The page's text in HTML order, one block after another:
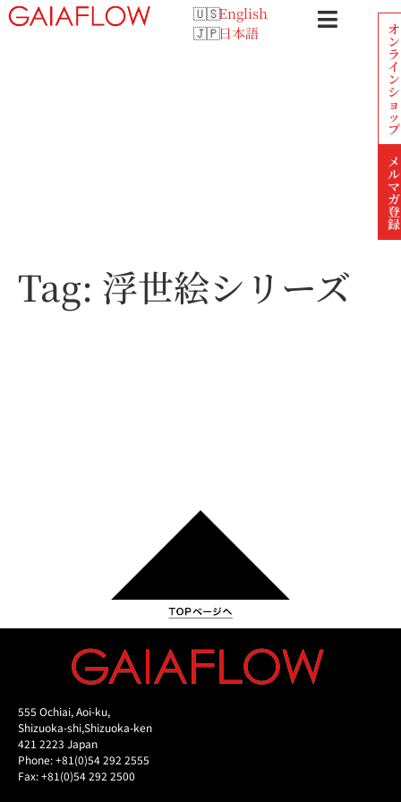
English
日本語
オ
ン
ラ
イ
ン
シ
ョ
ッ
プ
メ
ル
マ
ガ
登
録
Tag: 浮世絵シリーズ
555 Ochiai, Aoi-ku,
Shizuoka-shi,Shizuoka-ken
421 2223 Japan
Phone: +81(0)54 292 2555
Fax: +81(0)54 292 2500